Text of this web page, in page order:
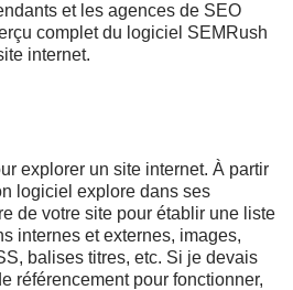
et les agences de SEO
complet du logiciel SEMRush
internet.
explorer un site internet. À partir
logiciel explore dans ses
de votre site pour établir une liste
internes et externes, images,
balises titres, etc. Si je devais
référencement pour fonctionner,